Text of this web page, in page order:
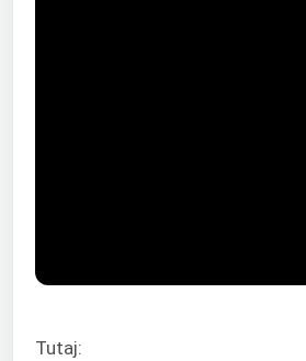
Tutaj: